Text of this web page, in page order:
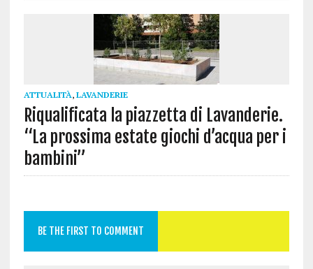
ATTUALITÀ, LAVANDERIE
Riqualificata la piazzetta di Lavanderie.
“La prossima estate giochi d’acqua per i
bambini”
BE THE FIRST TO COMMENT